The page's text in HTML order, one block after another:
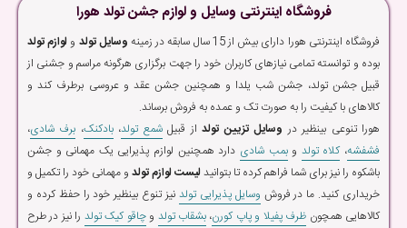
فروشگاه اینترنتی وسایل و لوازم جشن تولد هورا
فروشگاه اینترنتی هورا دارای بیش از 15 سال سابقه در زمینه وسایل تولد و لوازم تولد
بوده و توانسته تمامی نیازهای کاربران خود را جهت برگزاری هرگونه مراسم و جشنی از
قبیل جشن تولد، جشن شب یلدا و همچنین جشن عقد و عروسی برطرف کند و
کالاهای با کیفیت را به صورت تک و عمده به فروش برساند.
هورا تنوعی بینظیر در وسایل تزیین تولداز قبیلشمع تولد،بادکنک، برف شادی،
فشفشه،کلاه تولد وبمب شادی دارد همچنین لوازم پذیرایی یک مهمانی و جشن
باشکوه را نیز برای شما فراهم کرده تا بتوانیدلیست لوازم تولد و مهمانی خود را تکمیل و
خریداری کنید. ما در فروش وسایل پذیرایی تولد نیز تنوع بینظیر خود را حفظ کرده و
کالاهایی همچون ظرف پفیلا و پاپ کورن،بشقاب تولد وچاقو کیک تولد را نیز در طرح